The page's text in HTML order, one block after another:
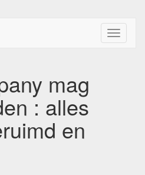
Toggle
mag
: alles
en